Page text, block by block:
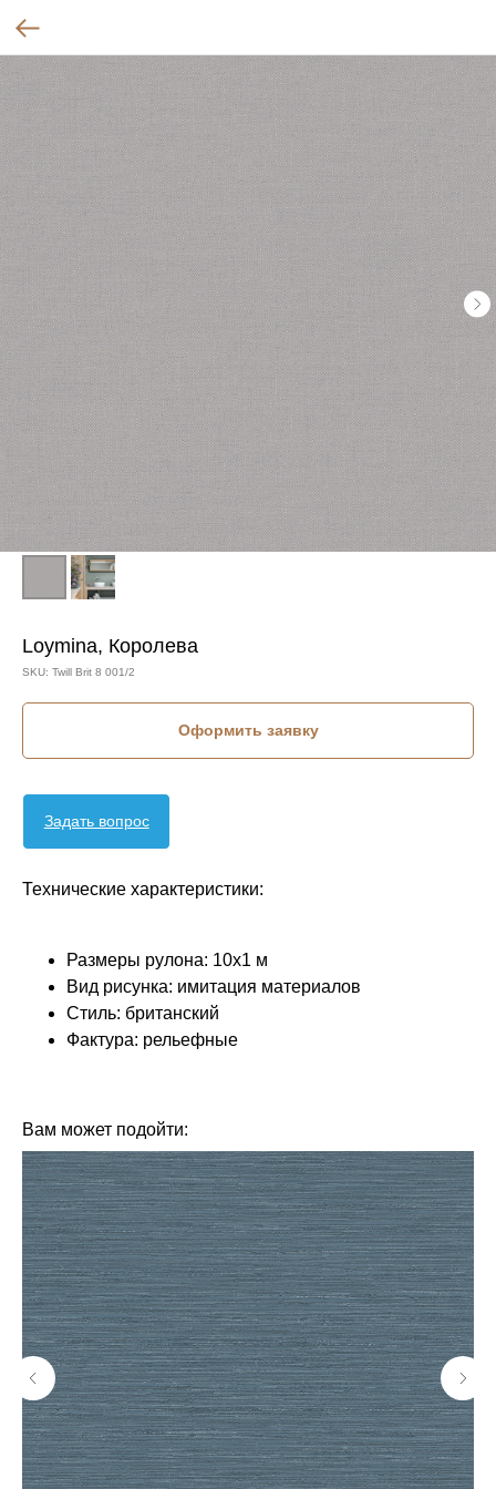
Loymina, Королева
SKU: Twill Brit 8 001/2
Оформить заявку
Задать вопрос
Технические характеристики:
Размеры рулона: 10х1 м
Вид рисунка: имитация материалов
Стиль: британский
Фактура: рельефные
Вам может подойти: